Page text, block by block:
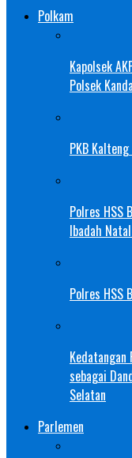
Polkam
Kapolsek
Polsek
PKB
Polres HSS
Ibadah
Polres HSS
sebagai
Selatan
Parlemen